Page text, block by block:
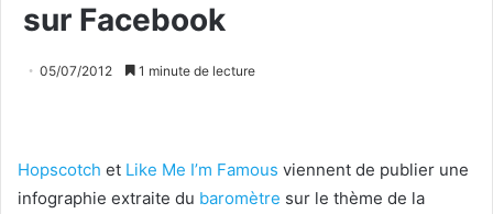
sur Facebook
05/07/2012 1 minute de lecture
Hopscotch et Like Me I’m Famous viennent de publier une
infographie extraite du baromètre sur le thème de la